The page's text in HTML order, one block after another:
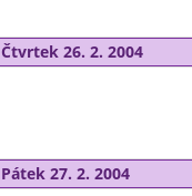
Čtvrtek 26. 2. 2004
Pátek 27. 2. 2004